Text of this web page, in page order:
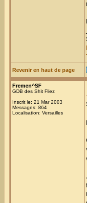
Revenir en haut de page
Fremen^SF
GDB des Shit Fliez
Inscrit le: 21 Mar 2003
Messages: 864
Localisation: Versailles